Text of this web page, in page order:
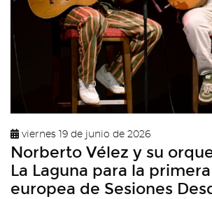
viernes 19 de junio de 2026
Norberto Vélez y su
La Laguna para la
europea de Sesiones